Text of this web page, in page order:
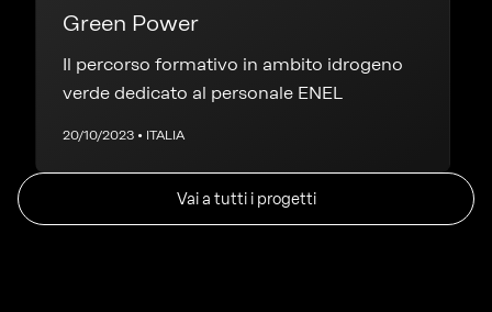
Green Power
Il percorso formativo in ambito idrogeno
verde dedicato al personale ENEL
20/10/2023 • ITALIA
Vai a tutti i progetti